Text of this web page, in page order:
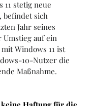
11 stetig neue
befindet sich
Jahr seines
Umstieg auf ein
Windows 11 ist
10-Nutzer die
Maßnahme.